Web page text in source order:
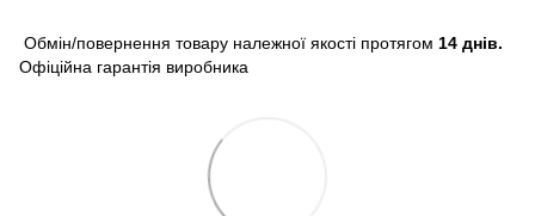
Обмін/повернення товару належної якості протягом 14 днів.
Офіційна гарантія виробника